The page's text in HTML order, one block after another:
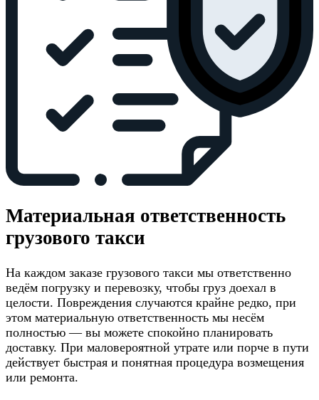
Материальная ответственность
грузового такси
На каждом заказе грузового такси мы ответственно
ведём погрузку и перевозку, чтобы груз доехал в
целости. Повреждения случаются крайне редко, при
этом материальную ответственность мы несём
полностью — вы можете спокойно планировать
доставку. При маловероятной утрате или порче в пути
действует быстрая и понятная процедура возмещения
или ремонта.